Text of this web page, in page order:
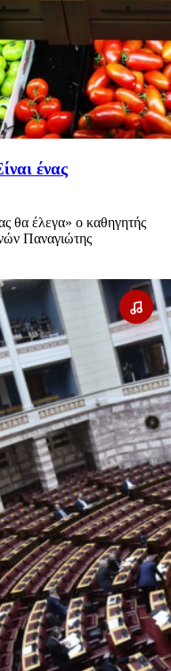
ένας
θα έλεγα» ο καθηγητής
Παναγιώτης